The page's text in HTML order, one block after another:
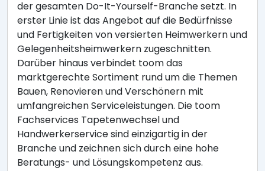
der gesamten Do-It-Yourself-Branche setzt. In
erster Linie ist das Angebot auf die Bedürfnisse
und Fertigkeiten von versierten Heimwerkern und
Gelegenheitsheimwerkern zugeschnitten.
Darüber hinaus verbindet toom das
marktgerechte Sortiment rund um die Themen
Bauen, Renovieren und Verschönern mit
umfangreichen Serviceleistungen. Die toom
Fachservices Tapetenwechsel und
Handwerkerservice sind einzigartig in der
Branche und zeichnen sich durch eine hohe
Beratungs- und Lösungskompetenz aus.